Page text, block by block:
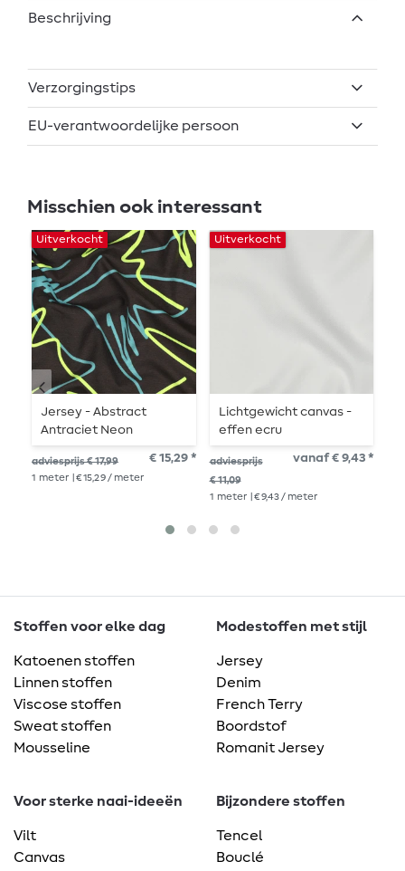
Beschrijving
Verzorgingstips
EU-verantwoordelijke persoon
Misschien ook interessant
Uitverkocht
Jersey - Abstract
Antraciet Neon
adviesprijs € 17,99 € 15,29 *
1 meter | € 15,29 / meter
Uitverkocht
Lichtgewicht canvas -
effen ecru
adviesprijs
€ 11,09
vanaf € 9,43 *
1 meter | € 9,43 / meter
Stoffen voor elke dag
Katoenen stoffen
Linnen stoffen
Viscose stoffen
Sweat stoffen
Mousseline
Modestoffen met stijl
Jersey
Denim
French Terry
Boordstof
Romanit Jersey
Voor sterke naai-ideeën
Vilt
Canvas
Bijzondere stoffen
Tencel
Bouclé